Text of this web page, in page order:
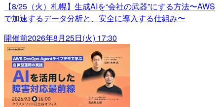
【8/25（火）札幌】生成AIを“会社の武器”にする方法〜AWS
で加速するデータ分析と、安全に導入する仕組み〜
開催前2026年8月25日(火) 17:30